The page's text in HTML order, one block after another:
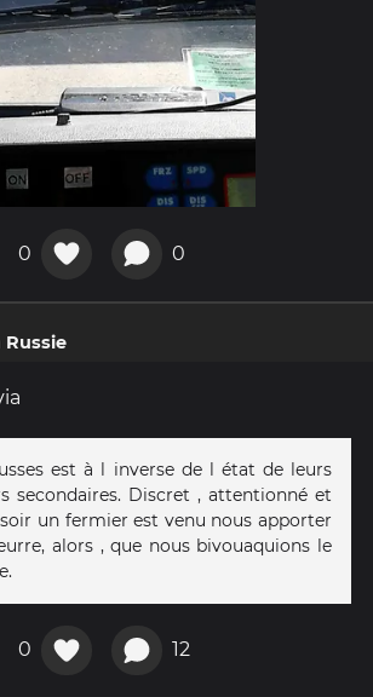
0 0
Russie
est à l inverse de l état de leurs
secondaires. Discret , attentionné et
un fermier est venu nous apporter
alors , que nous bivouaquions le
0 12